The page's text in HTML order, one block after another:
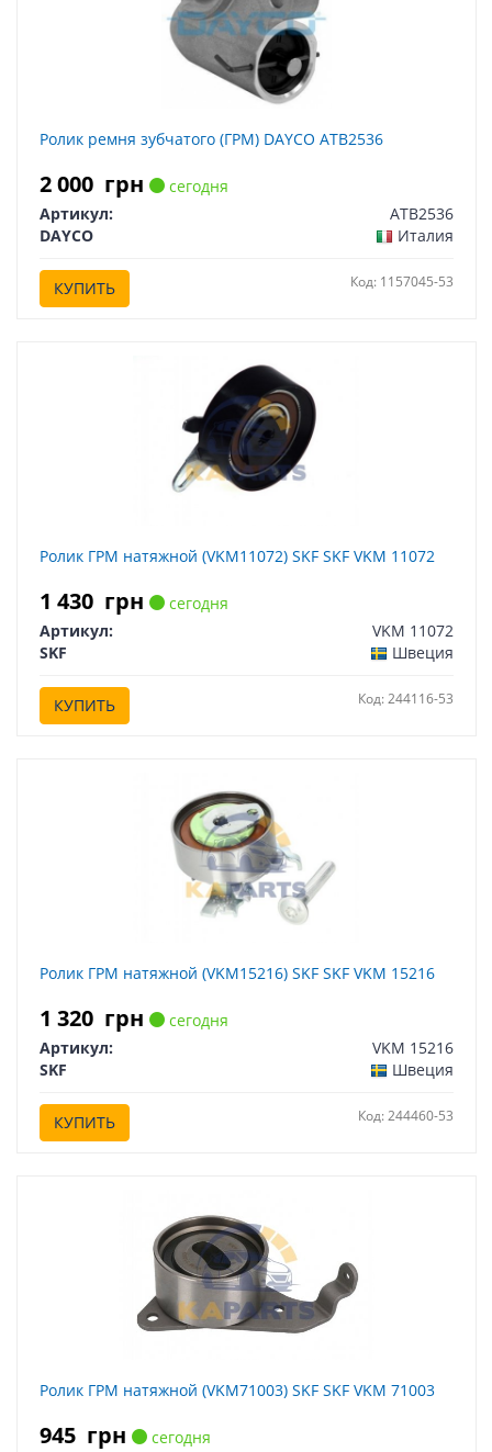
Ролик ремня зубчатого (ГРМ) DAYCO ATB2536
2 000 грн
сегодня
Артикул:
ATB2536
DAYCO
Италия
КУПИТЬ Код: 1157045-53
Ролик ГРМ натяжной (VKM11072) SKF SKF VKM 11072
1 430 грн
сегодня
Артикул:
VKM 11072
SKF
Швеция
КУПИТЬ Код: 244116-53
Ролик ГРМ натяжной (VKM15216) SKF SKF VKM 15216
1 320 грн
сегодня
Артикул:
VKM 15216
SKF
Швеция
КУПИТЬ Код: 244460-53
Ролик ГРМ натяжной (VKM71003) SKF SKF VKM 71003
945 грн
сегодня